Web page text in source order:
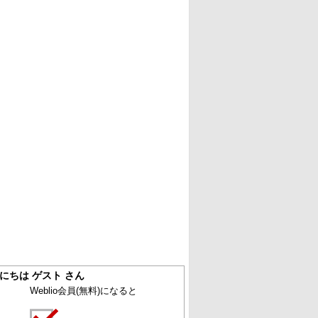
ちは ゲスト さん
Weblio会員(無料)になると